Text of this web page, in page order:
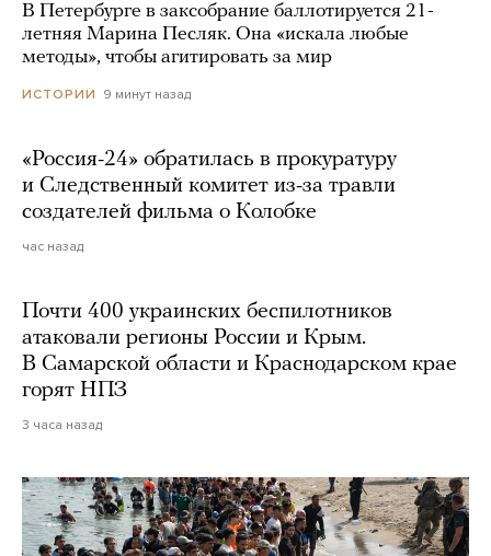
В Петербурге в заксобрание баллотируется 21-
летняя Марина Песляк. Она «искала любые
методы», чтобы агитировать за мир
ИСТОРИИ 9 минут назад
«Россия-24» обратилась в прокуратуру
и Следственный комитет из-за травли
создателей фильма о Колобке
час назад
Почти 400 украинских беспилотников
атаковали регионы России и Крым.
В Самарской области и Краснодарском крае
горят НПЗ
3 часа назад